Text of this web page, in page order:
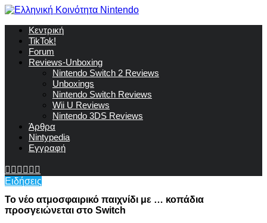
Κεντρική
TikTok!
Forum
Reviews-Unboxing
Nintendo Switch 2 Reviews
Unboxings
Nintendo Switch Reviews
Wii U Reviews
Nintendo 3DS Reviews
Άρθρα
Nintypedia
Εγγραφή
Ειδήσεις
Το νέο ατμοσφαιρικό παιχνίδι με … κοπάδια
προσγειώνεται στο Switch